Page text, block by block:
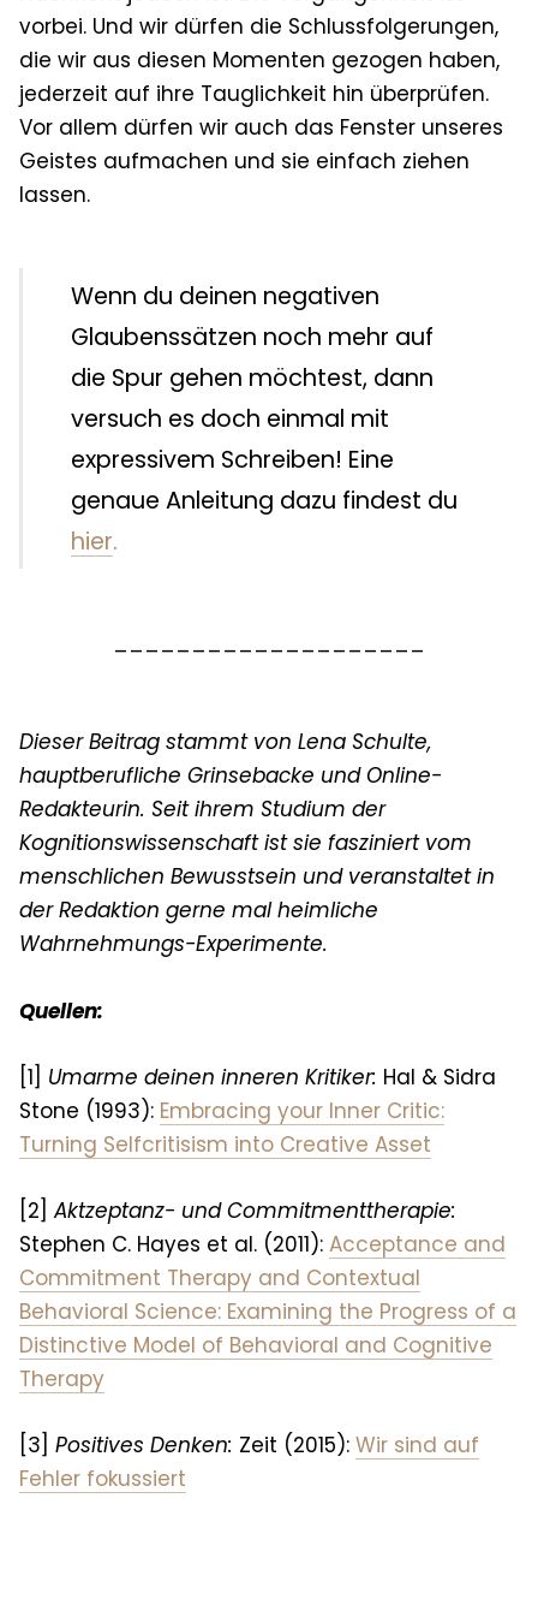
vorbei. Und wir dürfen die Schlussfolgerungen,
die wir aus diesen Momenten gezogen haben,
jederzeit auf ihre Tauglichkeit hin überprüfen.
Vor allem dürfen wir auch das Fenster unseres
Geistes aufmachen und sie einfach ziehen
lassen.
Wenn du deinen negativen
Glaubenssätzen noch mehr auf
die Spur gehen möchtest, dann
versuch es doch einmal mit
expressivem Schreiben! Eine
genaue Anleitung dazu findest du
hier.
____________________
Dieser Beitrag stammt von Lena Schulte,
hauptberufliche Grinsebacke und Online-
Redakteurin. Seit ihrem Studium der
Kognitionswissenschaft ist sie fasziniert vom
menschlichen Bewusstsein und veranstaltet in
der Redaktion gerne mal heimliche
Wahrnehmungs-Experimente.
Quellen:
[1] Umarme deinen inneren Kritiker: Hal & Sidra
Stone (1993): Embracing your Inner Critic:
Turning Selfcritisism into Creative Asset
[2] Aktzeptanz- und Commitmenttherapie:
Stephen C. Hayes et al. (2011): Acceptance and
Commitment Therapy and Contextual
Behavioral Science: Examining the Progress of a
Distinctive Model of Behavioral and Cognitive
Therapy
[3] Positives Denken: Zeit (2015): Wir sind auf
Fehler fokussiert